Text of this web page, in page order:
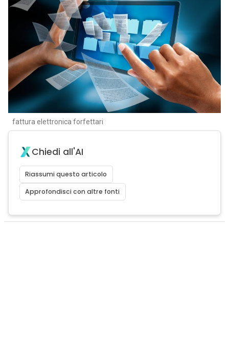
fattura elettronica forfettari
Chiedi all'AI
Riassumi questo articolo
Approfondisci con altre fonti